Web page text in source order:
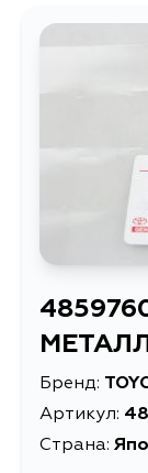
Бренд:
Артикул:
Страна: